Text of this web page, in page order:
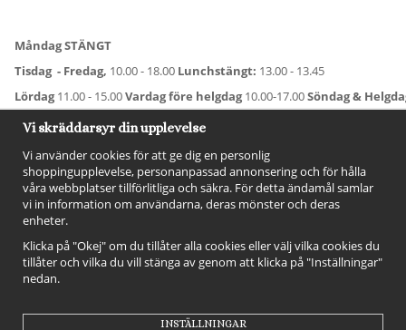
Måndag STÄNGT
Tisdag - Fredag, 10.00 - 18.00 Lunchstängt: 13.00 - 13.45
Lördag11.00 - 15.00Vardag före helgdag10.00-17.00Söndag &
För avvikande öppettider:Titta här
Vi skräddarsyr din upplevelse
Vi använder cookies för att ge dig en personlig
shoppingupplevelse, personanpassad annonsering och för hålla
våra webbplatser tillförlitliga och säkra. För detta ändamål samlar
vi in information om användarna, deras mönster och deras
enheter.
Klicka på "Okej" om du tillåter alla cookies eller välj vilka cookies du
tillåter och vilka du vill stänga av genom att klicka på "Inställningar"
nedan.
INSTÄLLNINGAR